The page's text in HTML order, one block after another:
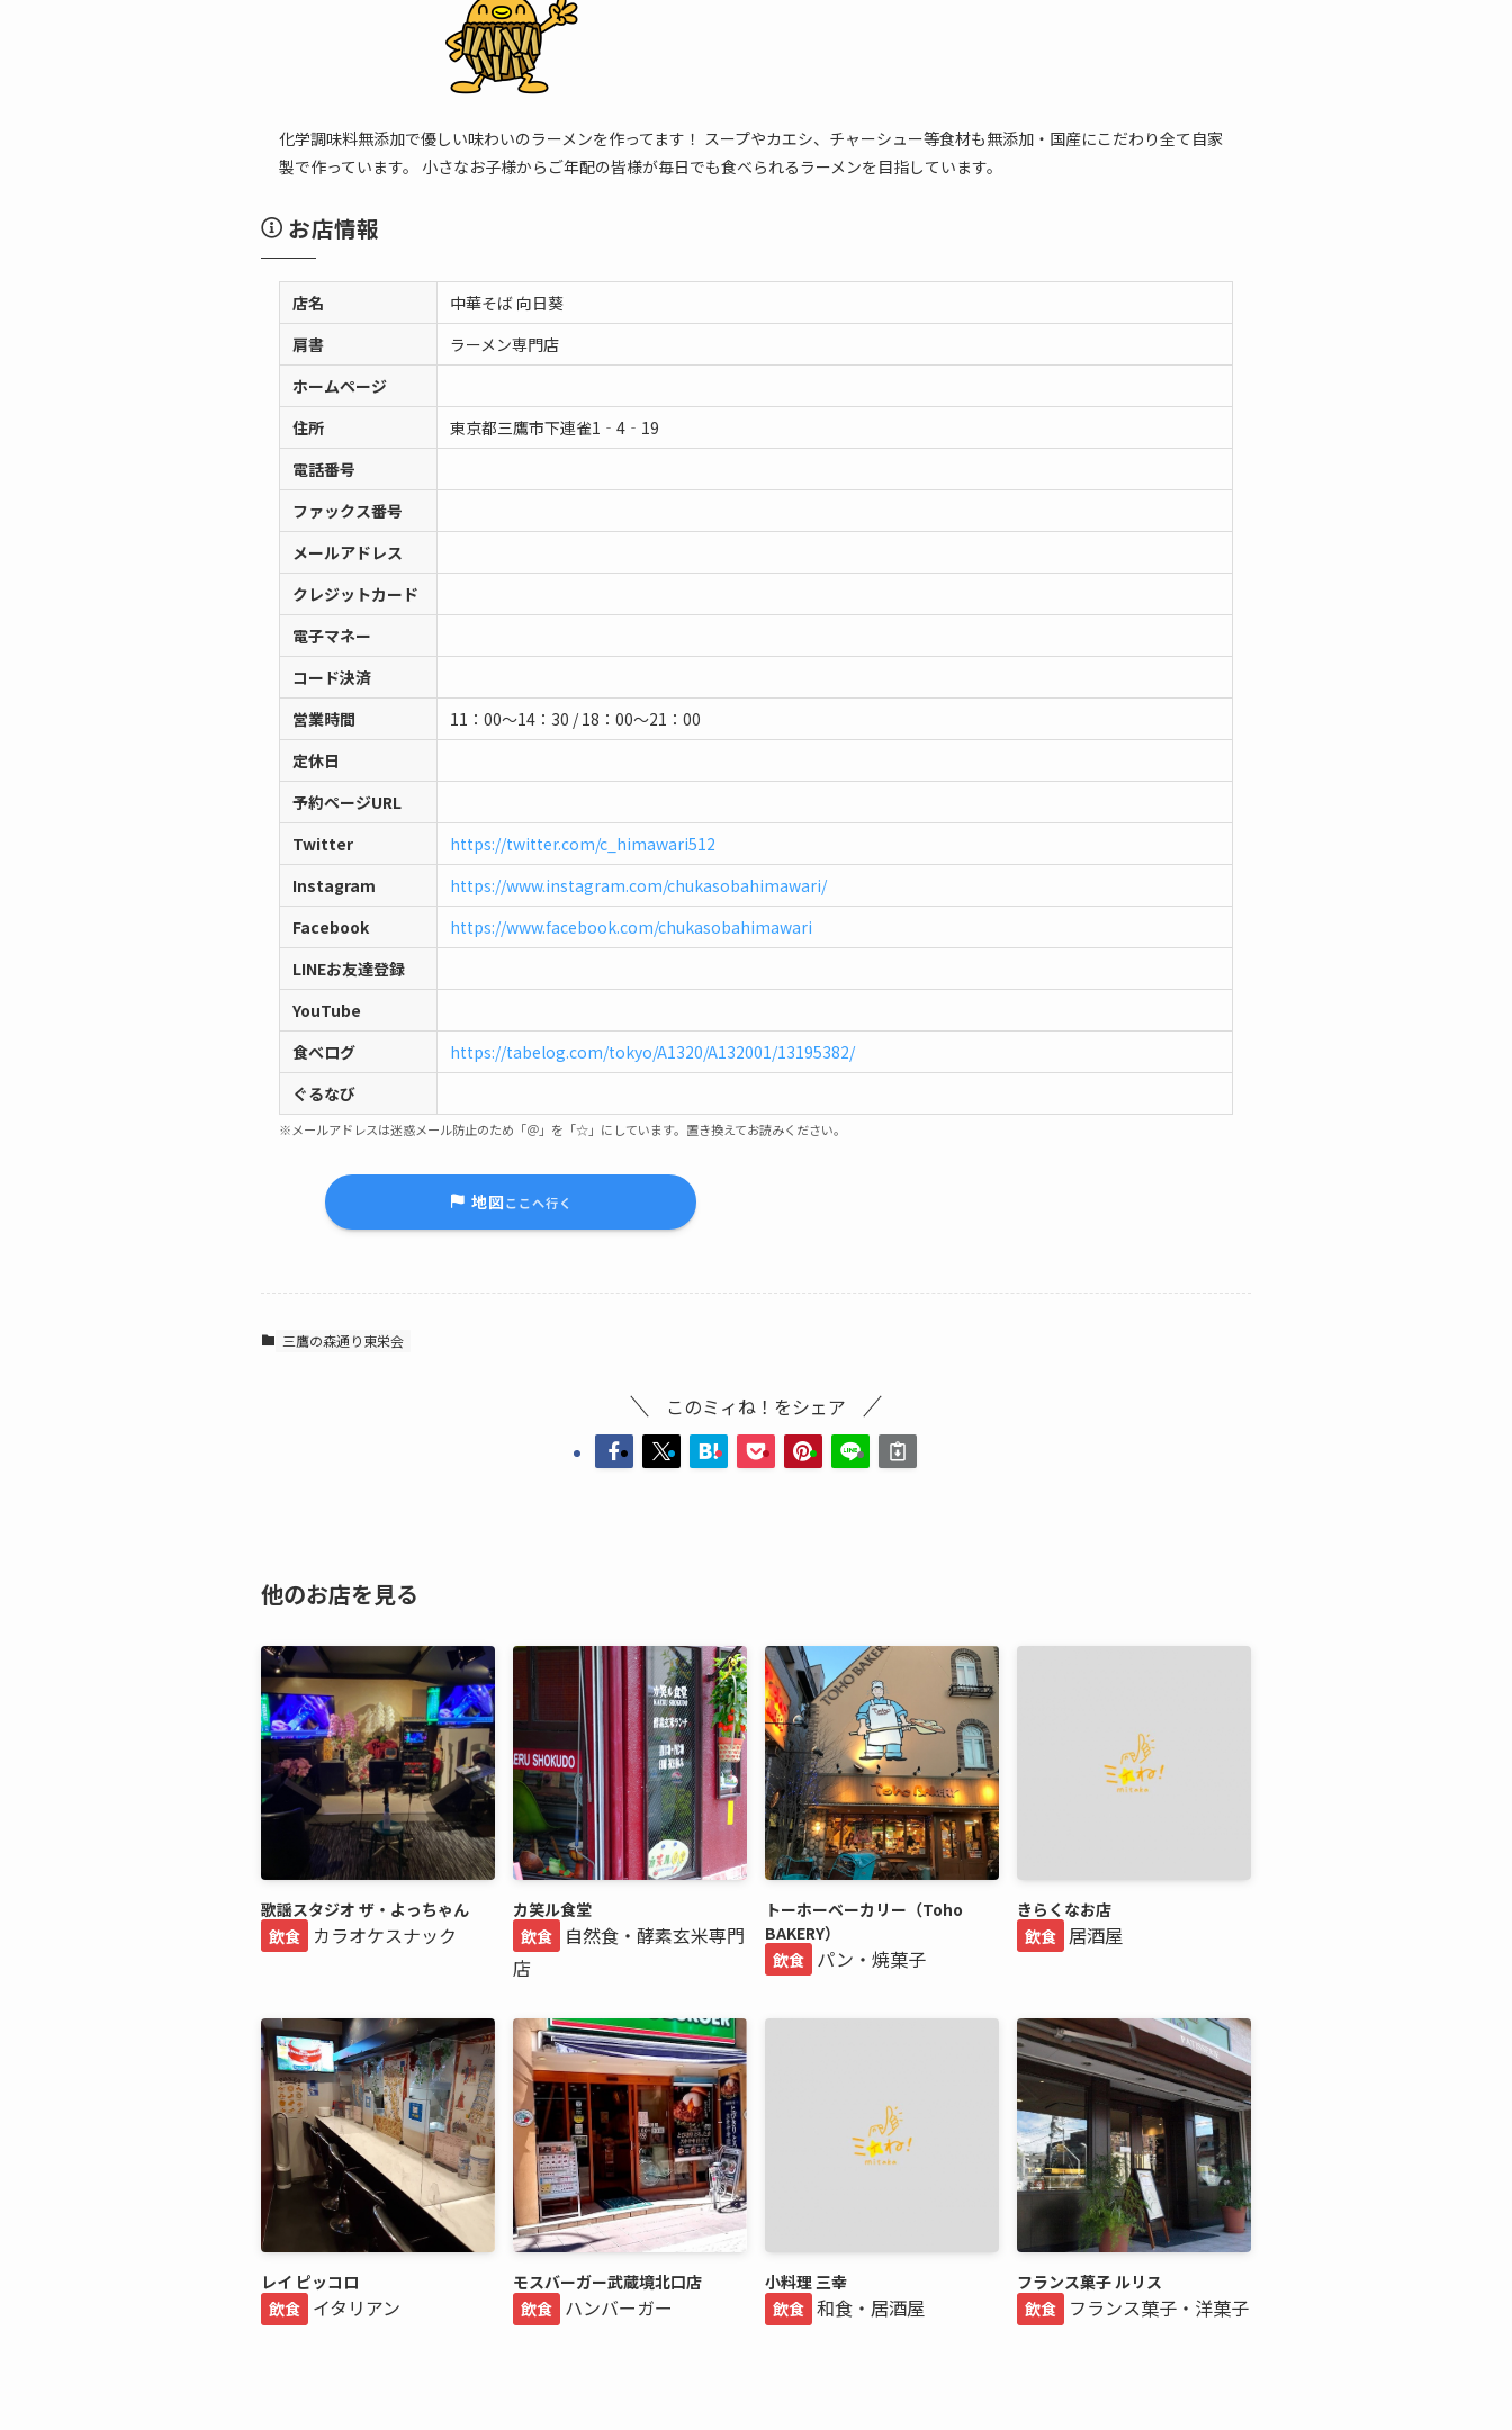
化学調味料無添加で優しい味わいのラーメンを作ってます！ スープやカエシ、チャーシュー等食材も無添加・国産にこだわり全て自家
製で作っています。 小さなお子様からご年配の皆様が毎日でも食べられるラーメンを目指しています。
お店情報
店名
中華そば 向日葵
肩書
ラーメン専門店
ホームページ
住所
東京都三鷹市下連雀1‐4‐19
電話番号
ファックス番号
メールアドレス
クレジットカード
電子マネー
コード決済
営業時間
11：00～14：30 / 18：00～21：00
定休日
予約ページURL
Twitter
https://twitter.com/c_himawari512
Instagram
https://www.instagram.com/chukasobahimawari/
Facebook
https://www.facebook.com/chukasobahimawari
LINEお友達登録
YouTube
食べログ
https://tabelog.com/tokyo/A1320/A132001/13195382/
ぐるなび
※メールアドレスは迷惑メール防止のため「＠」を「☆」にしています。置き換えてお読みください。
地図ここへ行く
三鷹の森通り東栄会
このミィね！をシェア
他のお店を見る
歌謡スタジオ ザ・よっちゃん
飲食
カラオケスナック
カ笑ル食堂
飲食
自然食・酵素玄米専門
店
トーホーベーカリー（Toho
BAKERY）
飲食 パン・焼菓子
きらくなお店
飲食 居酒屋
レイ ピッコロ
飲食 イタリアン
モスバーガー武蔵境北口店
飲食 ハンバーガー
小料理 三幸
飲食 和食・居酒屋
フランス菓子 ルリス
飲食
フランス菓子・洋菓子